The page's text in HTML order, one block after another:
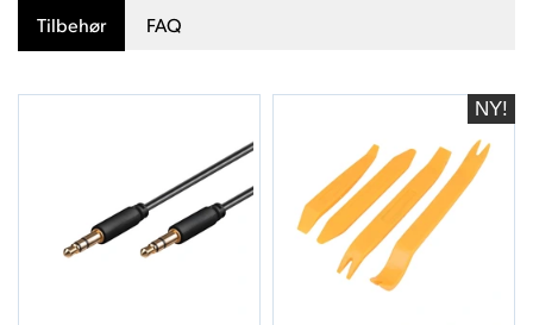
Tilbehør
FAQ